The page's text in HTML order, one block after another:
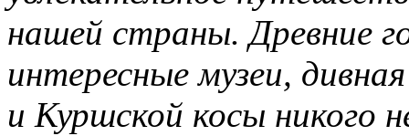
нашей страны. Древние
интересные музеи,
и Куршской косы никого